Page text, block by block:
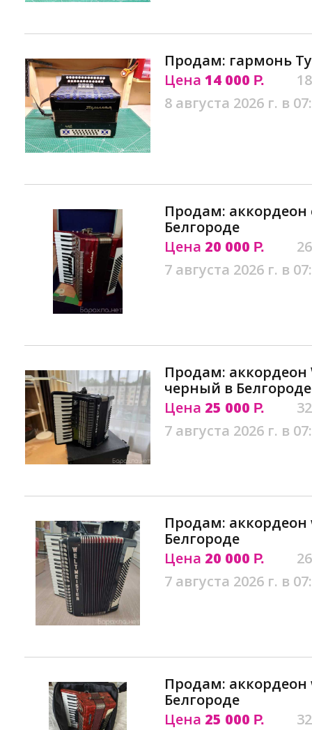
Продам: гармонь
Цена 14 000 Р.
8 августа 2026 г. в
Продам: аккордеон
Белгороде
Цена 20 000 Р.
7 августа 2026 г. в
Продам: аккордеон
черный в Белгороде
Цена 25 000 Р.
7 августа 2026 г. в
Продам: аккордеон
Белгороде
Цена 20 000 Р.
7 августа 2026 г. в
Продам: аккордеон
Белгороде
Цена 25 000 Р.